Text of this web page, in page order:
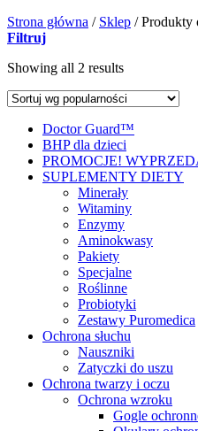
Strona główna / Sklep /Produkty
Filtruj
Showing all 2 results
Doctor Guard™
BHP dla dzieci
PROMOCJE!
SUPLEMENTY DIETY
Minerały
Witaminy
Enzymy
Aminokwasy
Pakiety
Specjalne
Roślinne
Probiotyki
Zestawy Puromedica
Ochrona słuchu
Nauszniki
Zatyczki do uszu
Ochrona twarzy i oczu
Ochrona wzroku
Gogle